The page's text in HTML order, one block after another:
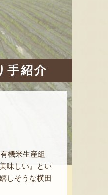
手紹介
機米生産組
味しい』とい
しそうな横田